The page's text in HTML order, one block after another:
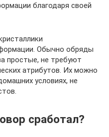
благодаря своей
Обычно обряды
простые, не требуют
атрибутов. Их можно
условиях, не
сработал?